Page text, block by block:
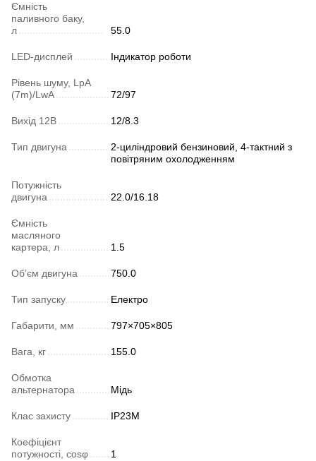
Ємність
паливного баку,
л
55.0
LED-дисплей Індикатор роботи
Рівень шуму, LpA
(7m)/LwA
72/97
Вихід 12В 12/8.3
Тип двигуна
2-циліндровий бензиновий, 4-тактний з
повітряним охолодженням
Потужність
двигуна
22.0/16.18
Ємність
масляного
картера, л
1.5
Об’єм двигуна 750.0
Тип запуску Електро
Габарити, мм 797×705×805
Вага, кг 155.0
Обмотка
альтернатора
Мідь
Клас захисту IP23M
Коефіцієнт
потужності, cosφ
1